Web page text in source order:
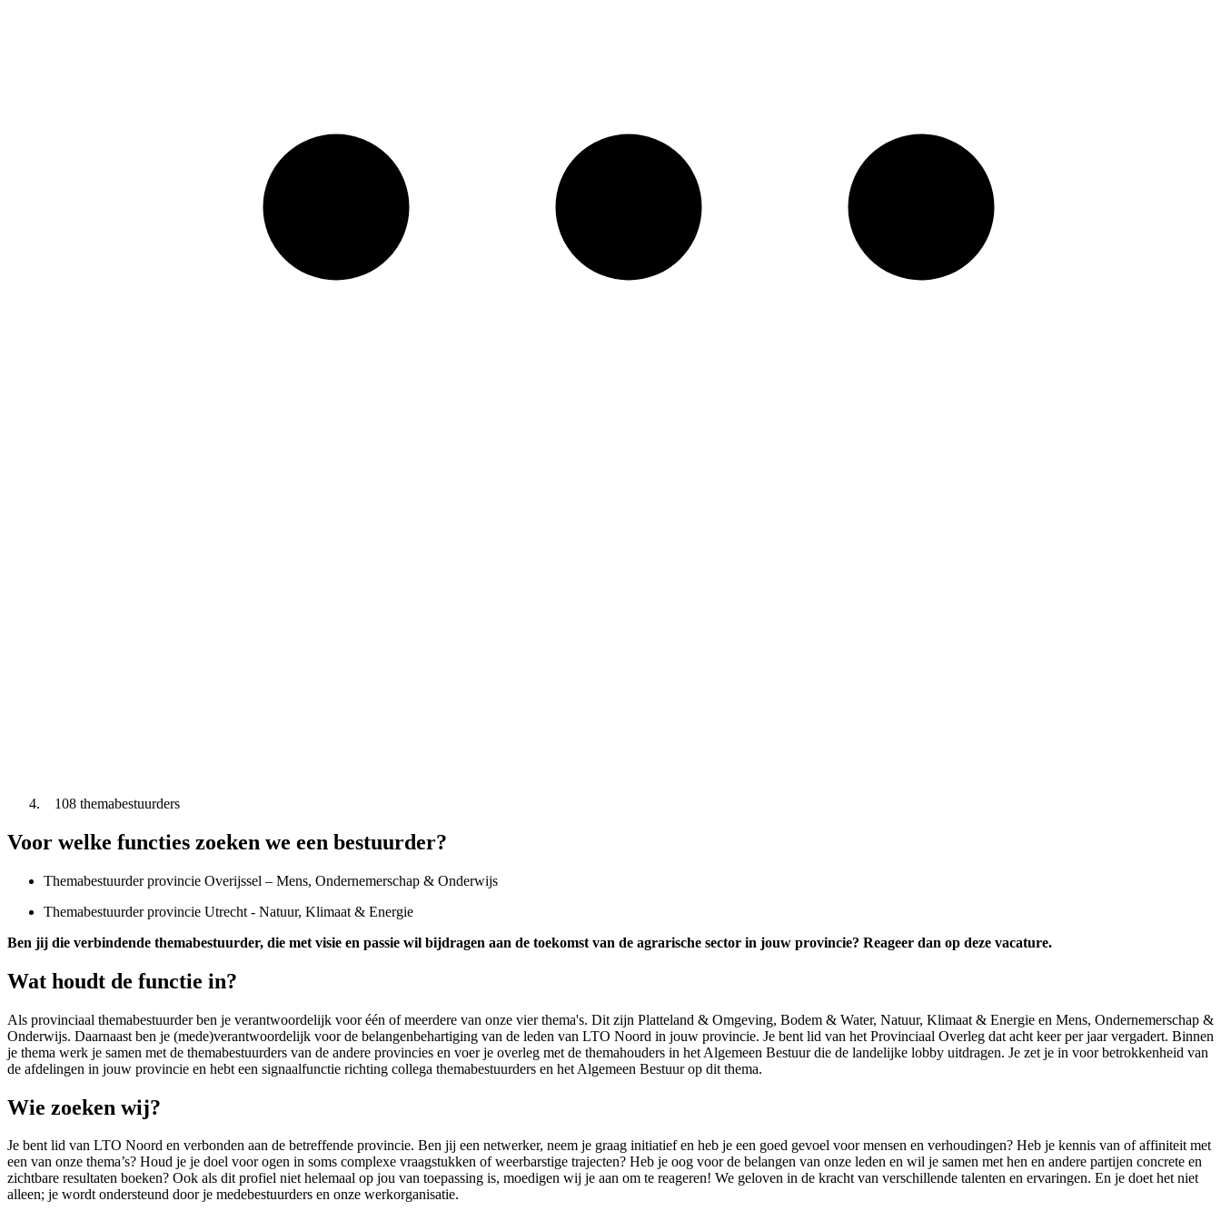
108 themabestuurders
Voor welke functies zoeken we een bestuurder?
Themabestuurder provincie Overijssel – Mens, Ondernemerschap & Onderwijs
Themabestuurder provincie Utrecht - Natuur, Klimaat & Energie
Ben jij die verbindende themabestuurder, die met visie en passie wil bijdragen aan de toekomst van de agrarische sector in jouw provincie? Reageer dan op deze vacature.
Wat houdt de functie in?
Als provinciaal themabestuurder ben je verantwoordelijk voor één of meerdere van onze vier thema's. Dit zijn Platteland & Omgeving, Bodem & Water, Natuur, Klimaat & Energie en Mens, Ondernemerschap &
Onderwijs. Daarnaast ben je (mede)verantwoordelijk voor de belangenbehartiging van de leden van LTO Noord in jouw provincie. Je bent lid van het Provinciaal Overleg dat acht keer per jaar vergadert. Binnen
je thema werk je samen met de themabestuurders van de andere provincies en voer je overleg met de themahouders in het Algemeen Bestuur die de landelijke lobby uitdragen. Je zet je in voor betrokkenheid van
de afdelingen in jouw provincie en hebt een signaalfunctie richting collega themabestuurders en het Algemeen Bestuur op dit thema.
Wie zoeken wij?
Je bent lid van LTO Noord en verbonden aan de betreffende provincie. Ben jij een netwerker, neem je graag initiatief en heb je een goed gevoel voor mensen en verhoudingen? Heb je kennis van of affiniteit met
een van onze thema’s? Houd je je doel voor ogen in soms complexe vraagstukken of weerbarstige trajecten? Heb je oog voor de belangen van onze leden en wil je samen met hen en andere partijen concrete en
zichtbare resultaten boeken? Ook als dit profiel niet helemaal op jou van toepassing is, moedigen wij je aan om te reageren! We geloven in de kracht van verschillende talenten en ervaringen. En je doet het niet
alleen; je wordt ondersteund door je medebestuurders en onze werkorganisatie.